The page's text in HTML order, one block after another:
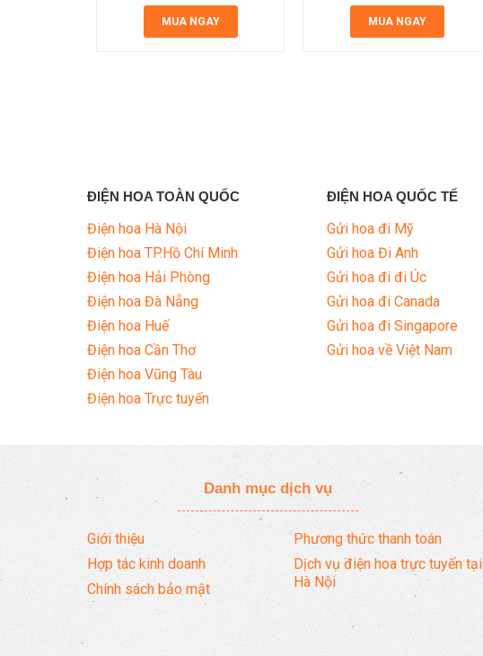
MUA NGAY MUA NGAY
ĐIỆN HOA TOÀN QUỐC
Điện hoa Hà Nội
Điện hoa TP.Hồ Chí Minh
Điện hoa Hải Phòng
Điện hoa Đà Nẵng
Điện hoa Huế
Điện hoa Cần Thơ
Điện hoa Vũng Tàu
Điện hoa Trực tuyến
ĐIỆN HOA QUỐC TẾ
Gửi hoa đi Mỹ
Gửi hoa Đi Anh
Gửi hoa đi đi Úc
Gửi hoa đi Canada
Gửi hoa đi Singapore
Gửi hoa về Việt Nam
Danh mục dịch vụ
Giới thiệu
Hợp tác kinh doanh
Chính sách bảo mật
Phương thức thanh toán
Dịch vụ điện hoa trực tuyến tại
Hà Nội